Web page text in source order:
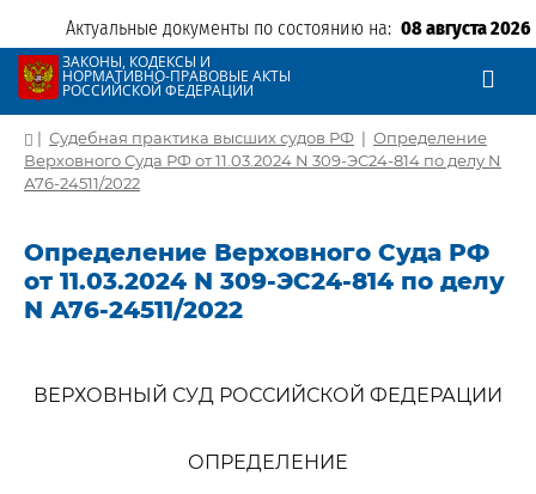
Актуальные документы по состоянию на: 08 августа 2026
ЗАКОНЫ, КОДЕКСЫ И
НОРМАТИВНО-ПРАВОВЫЕ АКТЫ
РОССИЙСКОЙ ФЕДЕРАЦИИ
| Судебная практика высших судов РФ | Определение
Верховного Суда РФ от 11.03.2024 N 309-ЭС24-814 по делу N
А76-24511/2022
Определение Верховного Суда РФ
от 11.03.2024 N 309-ЭС24-814 по делу
N А76-24511/2022
ВЕРХОВНЫЙ СУД РОССИЙСКОЙ ФЕДЕРАЦИИ
ОПРЕДЕЛЕНИЕ